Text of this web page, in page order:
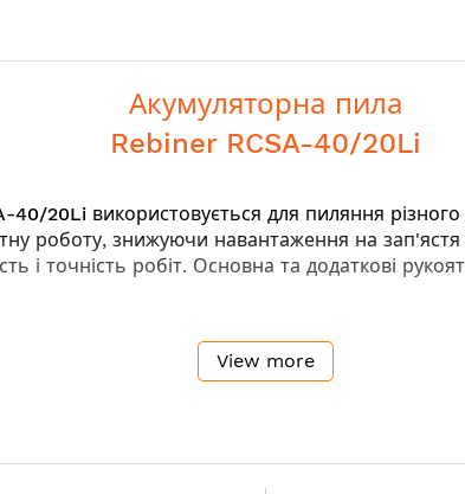
Акумуляторна пила
Rebiner RCSA-40/20Li
40/20Li використовується для пиляння
роботу, знижуючи навантаження на
і точність робіт. Основна та додаткові
простору
View more